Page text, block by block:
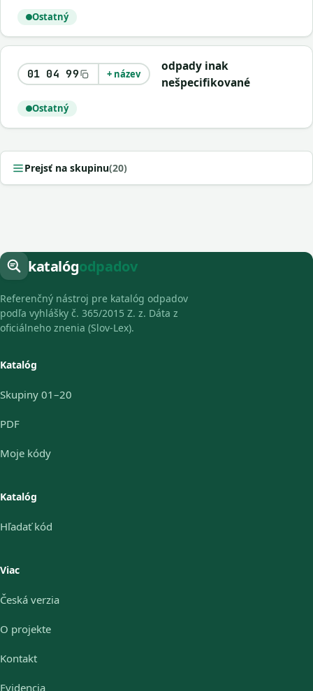
Ostatný
01 04 99 + název
odpady inak
nešpecifikované
Ostatný
Prejsť na skupinu(20)
katalógodpadov
Referenčný nástroj pre katalóg odpadov
podľa vyhlášky č. 365/2015 Z. z. Dáta z
oficiálneho znenia (Slov-Lex).
Katalóg
Skupiny 01–20
PDF
Moje kódy
Katalóg
Hľadať kód
Viac
Česká verzia
O projekte
Kontakt
Evidencia